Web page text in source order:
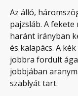
Az álló,
pajzsláb. A
haránt irányban
és kalapács. A
jobbra fordult
jobbjában
szablyát tart.